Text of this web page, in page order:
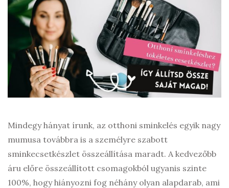
Mindegy hányat írunk, az otthoni sminkelés egyik nagy
mumusa továbbra is a személyre szabott
sminkecsetkészlet összeállítása maradt. A kedvezőbb
áru előre összeállított csomagokból ugyanis szinte
100%, hogy hiányozni fog néhány olyan alapdarab, ami